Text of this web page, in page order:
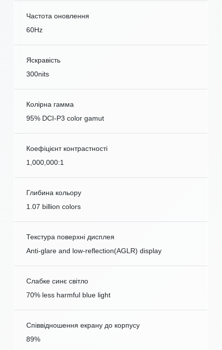
Частота оновлення
60Hz
Яскравість
300nits
Колірна гамма
95% DCI-P3 color gamut
Коефіцієнт контрастності
1,000,000:1
Глибина кольору
1.07 billion colors
Текстура поверхні дисплея
Anti-glare and low-reflection(AGLR) display
Слабке синє світло
70% less harmful blue light
Співвідношення екрану до корпусу
89%